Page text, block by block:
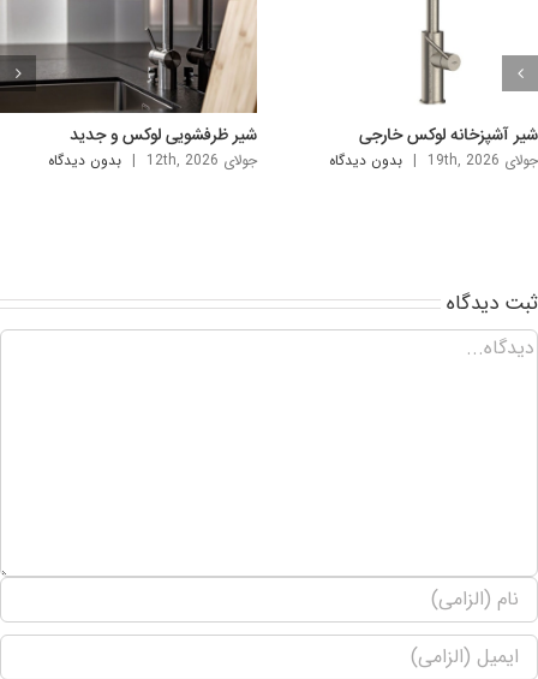
شیر ظرفشویی لوکس و جدید
جولای 12th, 2026 | بدون ديدگاه
سینک دستشویی شیک و لوکس
جولای 5th, 2026 | بدون ديدگاه